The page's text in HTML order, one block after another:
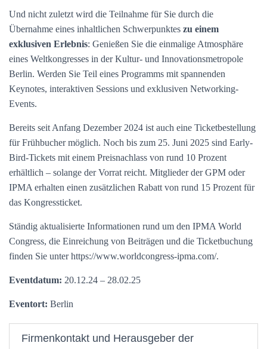
Und nicht zuletzt wird die Teilnahme für Sie durch die
Übernahme eines inhaltlichen Schwerpunktes zu einem
exklusiven Erlebnis: Genießen Sie die einmalige Atmosphäre
eines Weltkongresses in der Kultur- und Innovationsmetropole
Berlin. Werden Sie Teil eines Programms mit spannenden
Keynotes, interaktiven Sessions und exklusiven Networking-
Events.
Bereits seit Anfang Dezember 2024 ist auch eine Ticketbestellung
für Frühbucher möglich. Noch bis zum 25. Juni 2025 sind Early-
Bird-Tickets mit einem Preisnachlass von rund 10 Prozent
erhältlich – solange der Vorrat reicht. Mitglieder der GPM oder
IPMA erhalten einen zusätzlichen Rabatt von rund 15 Prozent für
das Kongressticket.
Ständig aktualisierte Informationen rund um den IPMA World
Congress, die Einreichung von Beiträgen und die Ticketbuchung
finden Sie unter https://www.worldcongress-ipma.com/.
Eventdatum: 20.12.24 – 28.02.25
Eventort: Berlin
Firmenkontakt und Herausgeber der